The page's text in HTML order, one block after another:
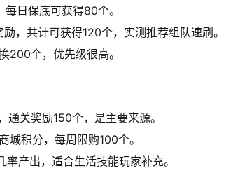
日保底可获得80个。
，共计可获得120个，实测推荐组队速刷。
200个，优先级很高。
通关奖励150个，是主要来源。
城积分，每周限购100个。
率产出，适合生活技能玩家补充。